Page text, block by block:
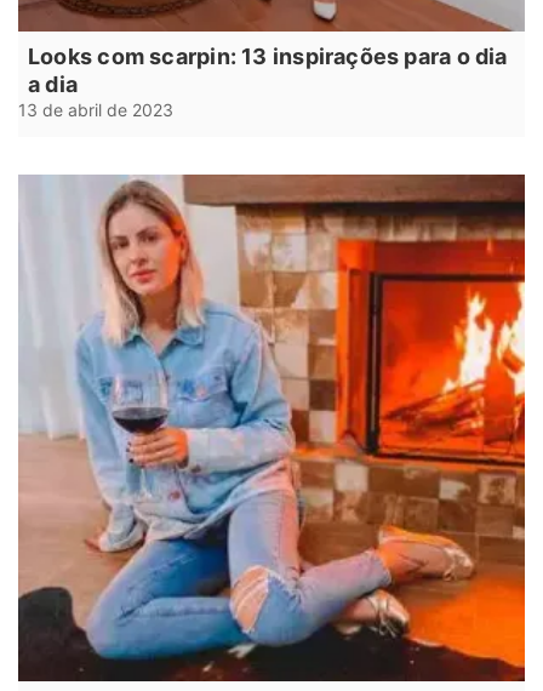
Looks com scarpin: 13 inspirações para o dia
a dia
13 de abril de 2023